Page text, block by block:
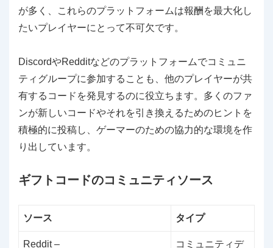
が多く、これらのプラットフォームは報酬を最大化し
たいプレイヤーにとって不可欠です。
DiscordやRedditなどのプラットフォームでコミュニ
ティグループに参加することも、他のプレイヤーが共
有するコードを発見するのに役立ちます。多くのファ
ンが新しいコードやそれを引き換えるためのヒントを
積極的に投稿し、ゲーマーのための協力的な環境を作
り出しています。
ギフトコードのコミュニティソース
ソース タイプ
Reddit –
コミュニティデ